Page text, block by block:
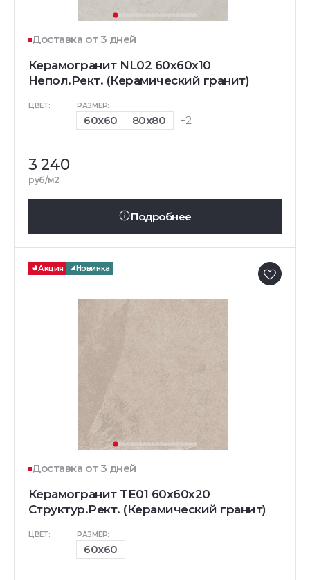
Доставка от 3 дней
Керамогранит NL02 60x60x10
Непол.Рект. (Керамический гранит)
ЦВЕТ: РАЗМЕР:
60x60 80x80 +2
3 240
руб/м2
Подробнее
Акция Новинка
Доставка от 3 дней
Керамогранит TE01 60x60x20
Структур.Рект. (Керамический гранит)
ЦВЕТ: РАЗМЕР:
60x60